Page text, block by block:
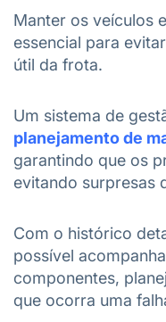
Manter os veículos
essencial para
útil da frota.
Um sistema de
planejamento de
garantindo que os
evitando surpresas
Com o histórico
possível
componentes,
que ocorra uma